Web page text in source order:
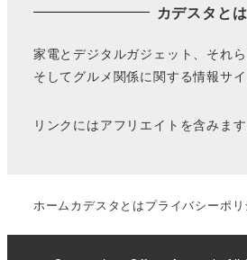
カデスタとは
家電とデジタルガジェット、それら
そしてグルメ関係に関する情報サイ
リンクにはアフリエイトを含みます
ホームカデスタとはプライバシーポリ